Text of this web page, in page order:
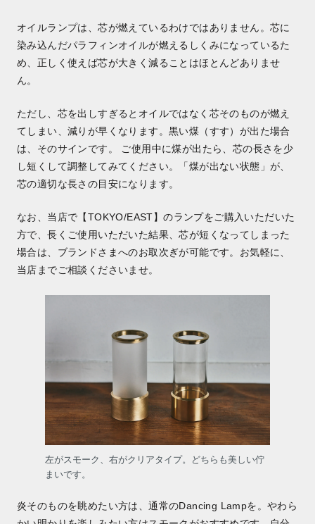
オイルランプは、芯が燃えているわけではありません。芯に
染み込んだパラフィンオイルが燃えるしくみになっているた
め、正しく使えば芯が大きく減ることはほとんどありませ
ん。
ただし、芯を出しすぎるとオイルではなく芯そのものが燃え
てしまい、減りが早くなります。黒い煤（すす）が出た場合
は、そのサインです。 ご使用中に煤が出たら、芯の長さを少
し短くして調整してみてください。「煤が出ない状態」が、
芯の適切な長さの目安になります。
なお、当店で【TOKYO/EAST】のランプをご購入いただいた
方で、長くご使用いただいた結果、芯が短くなってしまった
場合は、ブランドさまへのお取次ぎが可能です。お気軽に、
当店までご相談くださいませ。
左がスモーク、右がクリアタイプ。どちらも美しい佇
まいです。
炎そのものを眺めたい方は、通常のDancing Lampを。やわら